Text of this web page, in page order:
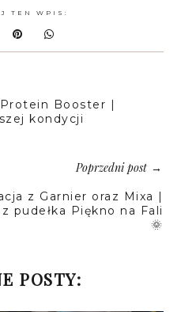
TEN WPIS:
Booster |
kondycji
Poprzedni post→
z Garnier oraz Mixa |
pudełka Piękno na Fali
🌞
POSTY: